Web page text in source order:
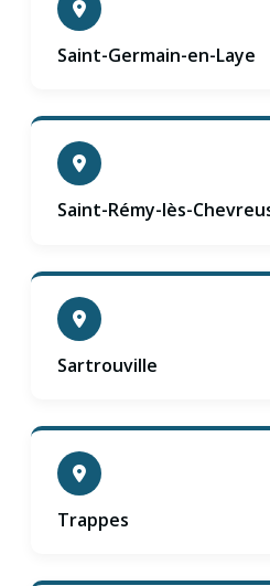
Saint-Germain-en-Laye
Saint-Rémy-lès-
Sartrouville
Trappes